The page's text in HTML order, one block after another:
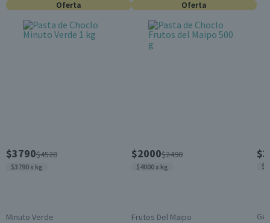
Oferta
$3790$4520
$3790 x kg
Minuto Verde
Oferta
$2000$2490
$4000 x kg
Frutos Del Maipo